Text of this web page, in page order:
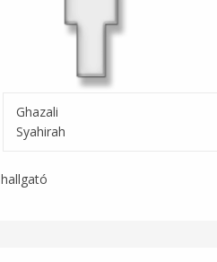
Ghazali
Syahirah
hallgató